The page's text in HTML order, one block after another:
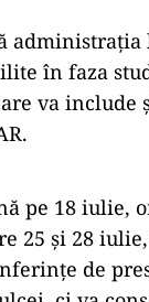
în faza
va include
pe 18 iulie,
25 și 28
de